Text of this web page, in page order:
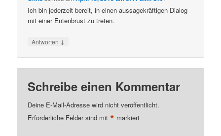
Ich bin jederzeit bereit, in einen aussagekräftigen Dialog
mit einer Entenbrust zu treten.
Antworten ↓
Schreibe einen Kommentar
Deine E-Mail-Adresse wird nicht veröffentlicht.
Erforderliche Felder sind mit* markiert